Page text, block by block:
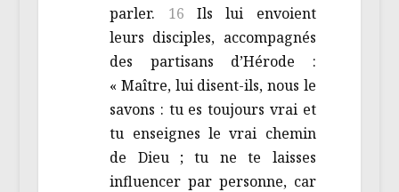
parler. 16Ils lui envoient
leurs disciples, accompagnés
des partisans d’Hérode :
« Maître, lui disent-ils, nous le
savons : tu es toujours vrai et
tu enseignes le vrai chemin
de Dieu ; tu ne te laisses
influencer par personne, car